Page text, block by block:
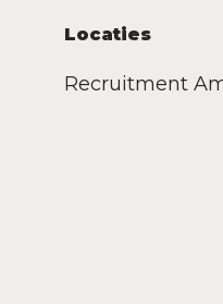
Locaties
Recruitment